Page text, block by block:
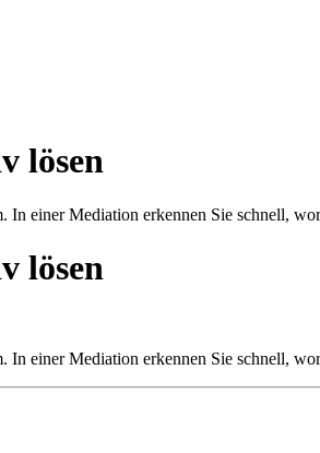
lösen
einer Mediation erkennen Sie schnell,
lösen
einer Mediation erkennen Sie schnell,